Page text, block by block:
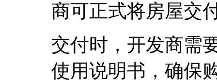
商可正式将房屋交
交付时，开发商需
使用说明书，确保